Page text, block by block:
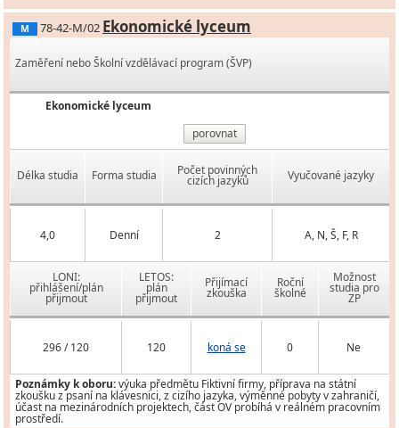
M 78-42-M/02 Ekonomické lyceum
Zaměření nebo Školní vzdělávací program (ŠVP)
Ekonomické lyceum
porovnat
Délka studia Forma studia Počet povinných
cizích jazyků Vyučované jazyky
4,0 Denní 2 A, N, Š, F, R
LONI:
přihlášení/plán
přijmout
LETOS:
plán
přijmout
Přijímací
zkouška
Roční
školné
Možnost
studia pro
ZP
296 / 120 120 koná se 0 Ne
Poznámky k oboru:výuka předmětu Fiktivní firmy, příprava na státní
zkoušku z psaní na klávesnici, z cizího jazyka, výměnné pobyty v zahraničí,
účast na mezinárodních projektech, část OV probíhá v reálném pracovním
prostředí.